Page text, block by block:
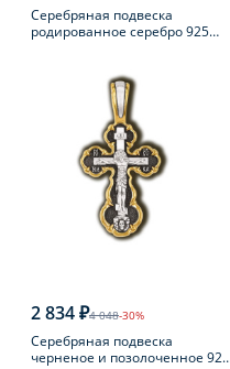
Серебряная подвеска
родированное серебро 925
2 834 ₽4 048-30%
Серебряная подвеска
черненое и позолоченное 925